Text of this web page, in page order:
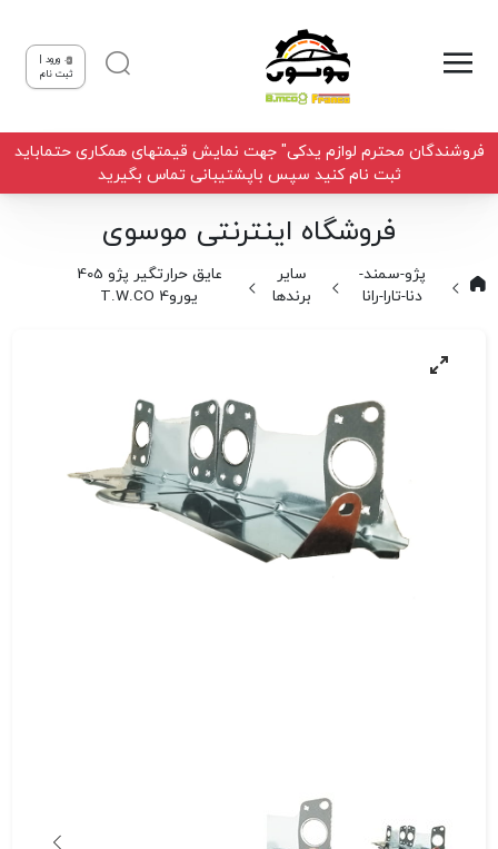
ورود |
ثبت نام
فروشندگان محترم لوازم یدکی" جهت نمایش قیمتهای همکاری حتماباید
ثبت نام کنید سپس باپشتیبانی تماس بگیرید
فروشگاه اینترنتی موسوی
پژو-سمند-
دنا-تارا-رانا
سایر
برندها
عایق حرارتگیر پژو 405
یورو4 T.W.CO